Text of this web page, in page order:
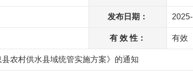
发布日期：
有 效 性： 有效
农村供水县域统管实施方案》的通知